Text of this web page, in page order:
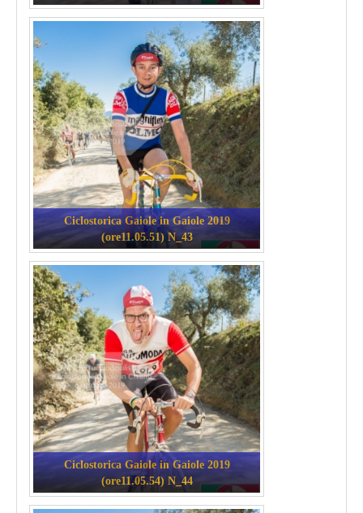
Ciclostorica Gaiole in Gaiole 2019
(ore11.05.51) N_43
Ciclostorica Gaiole in Gaiole 2019
(ore11.05.54) N_44